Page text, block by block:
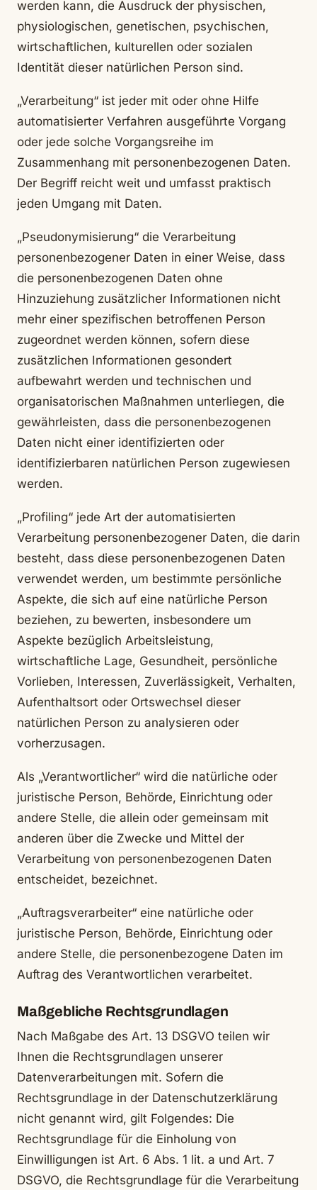
werden kann, die Ausdruck der physischen,
physiologischen, genetischen, psychischen,
wirtschaftlichen, kulturellen oder sozialen
Identität dieser natürlichen Person sind.
„Verarbeitung“ ist jeder mit oder ohne Hilfe
automatisierter Verfahren ausgeführte Vorgang
oder jede solche Vorgangsreihe im
Zusammenhang mit personenbezogenen Daten.
Der Begriff reicht weit und umfasst praktisch
jeden Umgang mit Daten.
„Pseudonymisierung“ die Verarbeitung
personenbezogener Daten in einer Weise, dass
die personenbezogenen Daten ohne
Hinzuziehung zusätzlicher Informationen nicht
mehr einer spezifischen betroffenen Person
zugeordnet werden können, sofern diese
zusätzlichen Informationen gesondert
aufbewahrt werden und technischen und
organisatorischen Maßnahmen unterliegen, die
gewährleisten, dass die personenbezogenen
Daten nicht einer identifizierten oder
identifizierbaren natürlichen Person zugewiesen
werden.
„Profiling“ jede Art der automatisierten
Verarbeitung personenbezogener Daten, die darin
besteht, dass diese personenbezogenen Daten
verwendet werden, um bestimmte persönliche
Aspekte, die sich auf eine natürliche Person
beziehen, zu bewerten, insbesondere um
Aspekte bezüglich Arbeitsleistung,
wirtschaftliche Lage, Gesundheit, persönliche
Vorlieben, Interessen, Zuverlässigkeit, Verhalten,
Aufenthaltsort oder Ortswechsel dieser
natürlichen Person zu analysieren oder
vorherzusagen.
Als „Verantwortlicher“ wird die natürliche oder
juristische Person, Behörde, Einrichtung oder
andere Stelle, die allein oder gemeinsam mit
anderen über die Zwecke und Mittel der
Verarbeitung von personenbezogenen Daten
entscheidet, bezeichnet.
„Auftragsverarbeiter“ eine natürliche oder
juristische Person, Behörde, Einrichtung oder
andere Stelle, die personenbezogene Daten im
Auftrag des Verantwortlichen verarbeitet.
Maßgebliche Rechtsgrundlagen
Nach Maßgabe des Art. 13 DSGVO teilen wir
Ihnen die Rechtsgrundlagen unserer
Datenverarbeitungen mit. Sofern die
Rechtsgrundlage in der Datenschutzerklärung
nicht genannt wird, gilt Folgendes: Die
Rechtsgrundlage für die Einholung von
Einwilligungen ist Art. 6 Abs. 1 lit. a und Art. 7
DSGVO, die Rechtsgrundlage für die Verarbeitung